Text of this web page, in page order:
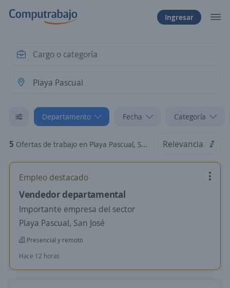
Ingresar
Departamento Fecha Categoría
5 Ofertas de trabajo en Playa Pascual, San José Relevancia
Empleo destacado
Vendedor departamental
Importante empresa del sector
Playa Pascual, San José
Presencial y remoto
Hace 12 horas